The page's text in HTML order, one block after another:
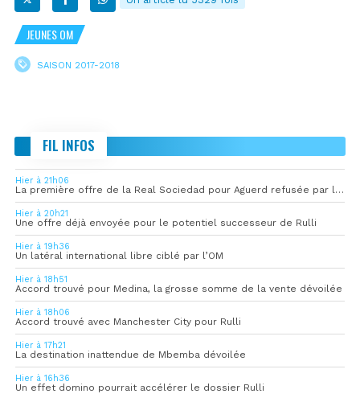
JEUNES OM
SAISON 2017-2018
FIL INFOS
Hier à 21h06
La première offre de la Real Sociedad pour Aguerd refusée par l’OM
Hier à 20h21
Une offre déjà envoyée pour le potentiel successeur de Rulli
Hier à 19h36
Un latéral international libre ciblé par l’OM
Hier à 18h51
Accord trouvé pour Medina, la grosse somme de la vente dévoilée
Hier à 18h06
Accord trouvé avec Manchester City pour Rulli
Hier à 17h21
La destination inattendue de Mbemba dévoilée
Hier à 16h36
Un effet domino pourrait accélérer le dossier Rulli